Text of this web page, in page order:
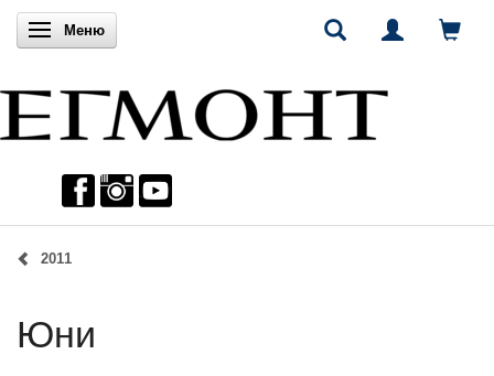
Включи навигацията
Меню
2011
Юни